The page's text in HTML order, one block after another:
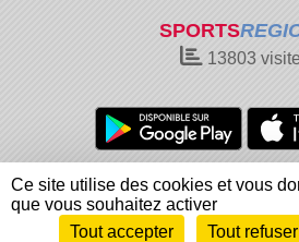
SPORTS
13803
Charte cookies
Gestion
Informations légales
Signaler un
Envie de participer ?
Ce site utilise des cookies et vous
que vous souhaitez activer
Tout accepter
Tout refuser